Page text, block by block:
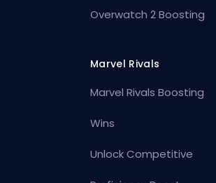
Overwatch 2 Boosting
Marvel Rivals
Marvel Rivals Boosting
Wins
Unlock Competitive